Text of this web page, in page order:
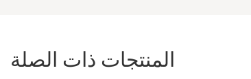
المنتجات ذات الصلة